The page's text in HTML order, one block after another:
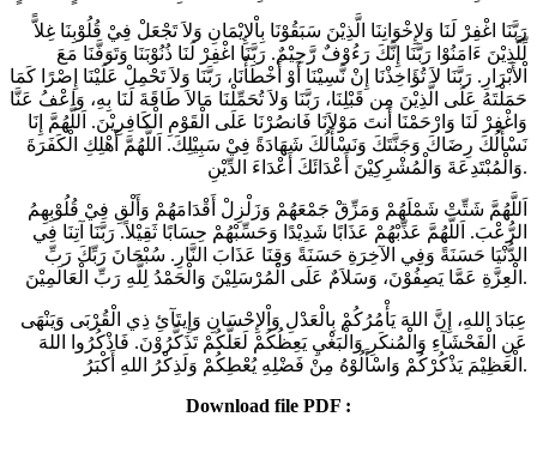
رَبَّنَا اغْفِرْ لَنَا وَلإِخْوَانِنَا الَّذِيْنَ سَبَقُوْنَا بِاْلإِيْمَانِ وَلاَ تَجْعَلْ فِيْ قُلُوْبِنَا غِلاًّ
لِّلَّذِيْنَ ءَامَنُوْا رَبَّنَا إِنَّكَ رَءُوْفٌ رَّحِيْمٌ. رَبَّنَا اغْفِرْ لَنَا ذُنُوْبَنَا وَتَوَفَّنَا مَعَ
اْلأَبْرَارِ. رَبَّنَا لاَ تُؤَاخِذْنَا إِنْ نَّسِيْنَا أَوْ أَخْطَأْنَا، رَبَّنَا وَلاَ تَحْمِلْ عَلَيْنَا إِصْرًا كَمَا
حَمَلْتَهُ عَلَى الَّذِيْنَ مِن قَبْلِنَا، رَبَّنَا وَلاَ تُحَمِّلْنَا مَالاَ طَاقَةَ لَنَا بِهِ، وَاعْفُ عَنَّا
وَاغْفِرْ لَنَا وَارْحَمْنَا أَنتَ مَوْلاَنَا فَانصُرْنَا عَلَى الْقَوْمِ الْكَافِرِيْنَ. اَللَّهُمَّ إِنَا
نَسْأَلُكَ رِضَاكَ وَجَنَّتَكَ وَنَسْأَلُكَ شَهَادَةً فِيْ سَبِيْلِكَ. اَللَّهُمَّ أَهْلِكِ الْكَفَرَةَ
وَالْمُبْتَدِعَةَ وَالْمُشْرِكِيْنَ أَعْدَائَكَ أَعْدَاءَ الدِّيْنِ.
اَللَّهُمَّ شَتِّتْ شَمْلَهُمْ وَمَزِّقْ جَمْعَهُمْ وَزَلْزِلْ أَقْدَامَهُمْ وَأَلْقِ فِيْ قُلُوْبِهِمُ
الرُّعْبَ. اَللَّهُمَّ عَذِّبْهُمْ عَذَابًا شَدِيْدًا وَحَسِّبْهُمْ حِسَابًا ثَقِيْلاً. رَبَّنَا آتِنَا فِي
الدُّنْيَا حَسَنَةً وَفِي الآخِرَةِ حَسَنَةً وَقِنَا عَذَابَ النَّارِ. سُبْحَانَ رَبِّكَ رَبِّ
الْعِزَّةِ عَمَّا يَصِفُوْنَ، وَسَلاَمٌ عَلَى الْمُرْسَلِيْنَ وَالْحَمْدُ لِلَّهِ رَبِّ الْعَالَمِيْنَ.
عِبَادَ اللهِ، إِنَّ اللهَ يَأْمُرُكُمْ بِالْعَدْلِ وَاْلإِحْسَانِ وَإِيتَآئِ ذِي الْقُرْبَى وَيَنْهَى
عَنِ الْفَحْشَآءِ وَالْمُنكَرِ وَالْبَغْيِ يَعِظُكُمْ لَعَلَّكُمْ تَذَكَّرُوْنَ. فَاذْكُرُوا اللهَ
الْعَظِيْمَ يَذْكُرْكُمْ وَاسْأَلُوْهُ مِنْ فَضْلِهِ يُعْطِكُمْ وَلَذِكْرُ اللهِ أَكْبَرُ.
Download file PDF :